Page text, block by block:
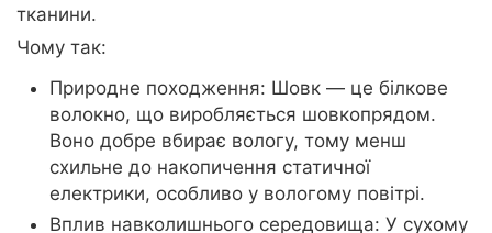
тканини.
Чому так:
Природне походження: Шовк — це білкове
волокно, що виробляється шовкопрядом.
Воно добре вбирає вологу, тому менш
схильне до накопичення статичної
електрики, особливо у вологому повітрі.
Вплив навколишнього середовища: У сухому